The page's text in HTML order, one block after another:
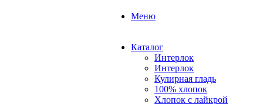
Меню
Каталог
Интерлок
Интерлок
Кулирная гладь
100% хлопок
Хлопок с лайкрой